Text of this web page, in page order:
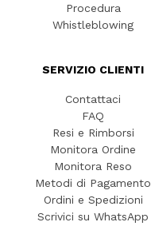
Procedura
Whistleblowing
SERVIZIO CLIENTI
Contattaci
FAQ
Resi e Rimborsi
Monitora Ordine
Monitora Reso
Metodi di Pagamento
Ordini e Spedizioni
Scrivici su WhatsApp